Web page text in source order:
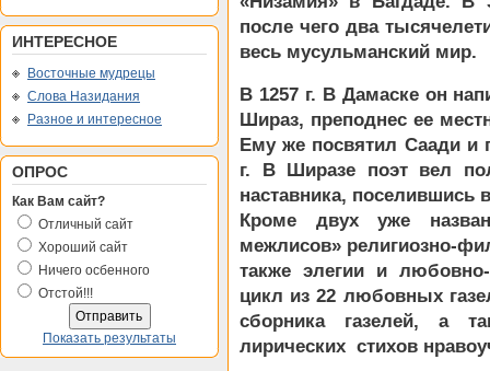
ИНТЕРЕСНОЕ
Восточные мудрецы
Слова Назидания
Разное и интересное
ОПРОС
Как Вам сайт?
Отличный сайт
Хороший сайт
Ничего осбенного
Отстой!!!
Показать результаты
после чего два
весь мусульманский мир.
В 1257 г. В Дамаске он
Шираз, преподнес ее
Ему же посвятил Саади и
г. В Ширазе поэт вел
наставника, поселившись
Кроме двух уже
межлисов» религиозно-
также элегии и
цикл из 22 любовных
сборника газелей, а
лирических стихов